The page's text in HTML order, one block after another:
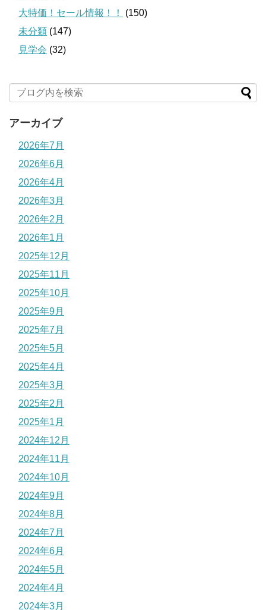
大特価！セール情報！！
(150)
未分類 (147)
見学会 (32)
アーカイブ
2026年7月
2026年6月
2026年4月
2026年3月
2026年2月
2026年1月
2025年12月
2025年11月
2025年10月
2025年9月
2025年7月
2025年5月
2025年4月
2025年3月
2025年2月
2025年1月
2024年12月
2024年11月
2024年10月
2024年9月
2024年8月
2024年7月
2024年6月
2024年5月
2024年4月
2024年3月